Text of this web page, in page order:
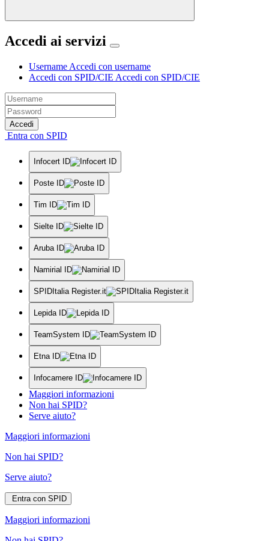
Accedi ai servizi
Username Accedi con username
Accedi con SPID/CIE Accedi con SPID/CIE
Accedi
Entra con SPID
Infocert ID
Poste ID
Tim ID
Sielte ID
Aruba ID
Namirial ID
SPIDItalia Register.it
Lepida ID
TeamSystem ID
Etna ID
Infocamere ID
Maggiori informazioni
Non hai SPID?
Serve aiuto?
Maggiori informazioni
Non hai SPID?
Serve aiuto?
Entra con SPID
Maggiori informazioni